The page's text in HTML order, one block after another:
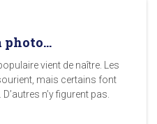
photo…
vient de naître. Les
mais certains font
n’y figurent pas.